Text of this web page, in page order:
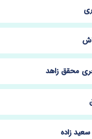
محقق زاهد
سعید زاده